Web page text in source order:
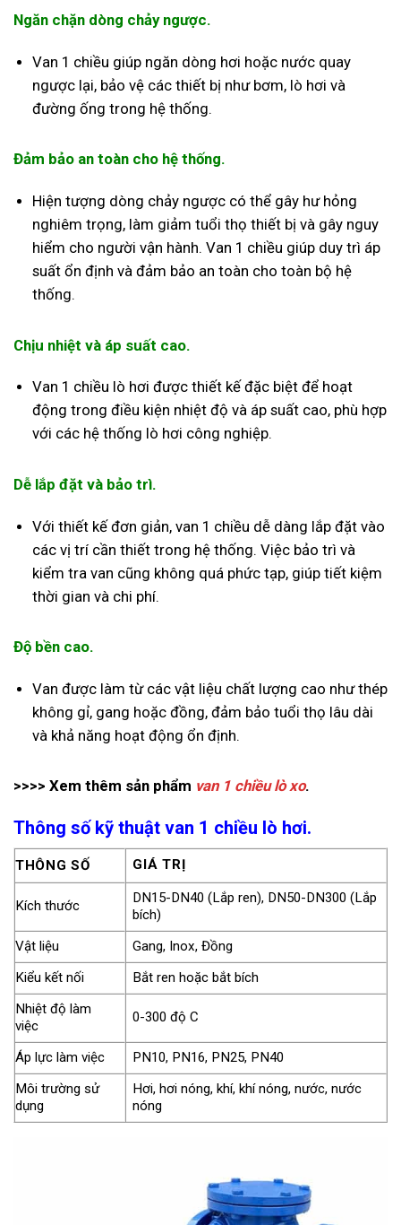
Ngăn chặn dòng chảy ngược.
Van 1 chiều giúp ngăn dòng hơi hoặc nước quay
ngược lại, bảo vệ các thiết bị như bơm, lò hơi và
đường ống trong hệ thống.
Đảm bảo an toàn cho hệ thống.
Hiện tượng dòng chảy ngược có thể gây hư hỏng
nghiêm trọng, làm giảm tuổi thọ thiết bị và gây nguy
hiểm cho người vận hành. Van 1 chiều giúp duy trì áp
suất ổn định và đảm bảo an toàn cho toàn bộ hệ
thống.
Chịu nhiệt và áp suất cao.
Van 1 chiều lò hơi được thiết kế đặc biệt để hoạt
động trong điều kiện nhiệt độ và áp suất cao, phù hợp
với các hệ thống lò hơi công nghiệp.
Dễ lắp đặt và bảo trì.
Với thiết kế đơn giản, van 1 chiều dễ dàng lắp đặt vào
các vị trí cần thiết trong hệ thống. Việc bảo trì và
kiểm tra van cũng không quá phức tạp, giúp tiết kiệm
thời gian và chi phí.
Độ bền cao.
Van được làm từ các vật liệu chất lượng cao như thép
không gỉ, gang hoặc đồng, đảm bảo tuổi thọ lâu dài
và khả năng hoạt động ổn định.
>>>> Xem thêm sản phẩm van 1 chiều lò xo.
Thông số kỹ thuật van 1 chiều lò hơi.
THÔNG SỐ GIÁ TRỊ
Kích thước
DN15-DN40 (Lắp ren), DN50-DN300 (Lắp
bích)
Vật liệu
Gang, Inox, Đồng
Kiểu kết nối
Bắt ren hoặc bắt bích
Nhiệt độ làm
việc
0-300 độ C
Áp lực làm việc
PN10, PN16, PN25, PN40
Môi trường sử
dụng
Hơi, hơi nóng, khí, khí nóng, nước, nước
nóng